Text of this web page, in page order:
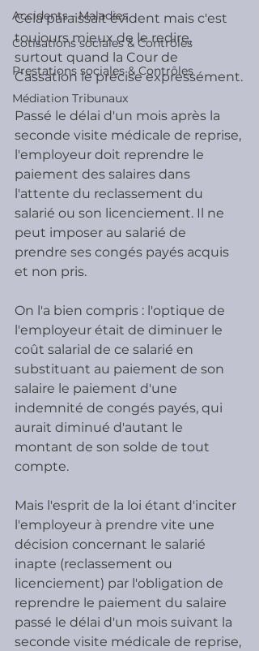
Accidents - Maladies
Cotisations sociales & Contrôles
Prestations sociales & Contrôles
Médiation Tribunaux
Cela paraissait évident mais c'est
toujours mieux de le redire,
surtout quand la Cour de
Cassation le précise expressément.
Passé le délai d'un mois après la
seconde visite médicale de reprise,
l'employeur doit reprendre le
paiement des salaires dans
l'attente du reclassement du
salarié ou son licenciement. Il ne
peut imposer au salarié de
prendre ses congés payés acquis
et non pris.
On l'a bien compris : l'optique de
l'employeur était de diminuer le
coût salarial de ce salarié en
substituant au paiement de son
salaire le paiement d'une
indemnité de congés payés, qui
aurait diminué d'autant le
montant de son solde de tout
compte.
Mais l'esprit de la loi étant d'inciter
l'employeur à prendre vite une
décision concernant le salarié
inapte (reclassement ou
licenciement) par l'obligation de
reprendre le paiement du salaire
passé le délai d'un mois suivant la
seconde visite médicale de reprise,